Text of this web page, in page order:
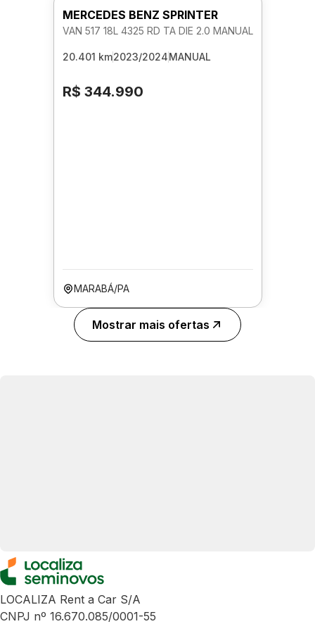
MERCEDES BENZ SPRINTER
VAN 517 18L 4325 RD TA DIE 2.0 MANUAL
20.401 km2023/2024MANUAL
R$ 344.990
MARABÁ/PA
Mostrar mais ofertas
LOCALIZA Rent a Car S/A
CNPJ nº 16.670.085/0001-55